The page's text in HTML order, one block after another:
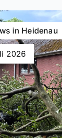
in Heidenau
2026